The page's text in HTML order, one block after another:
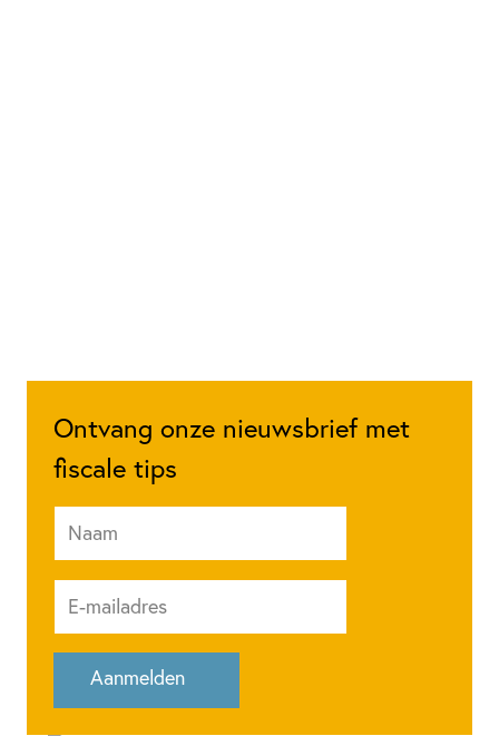
Ontvang onze nieuwsbrief met
fiscale tips